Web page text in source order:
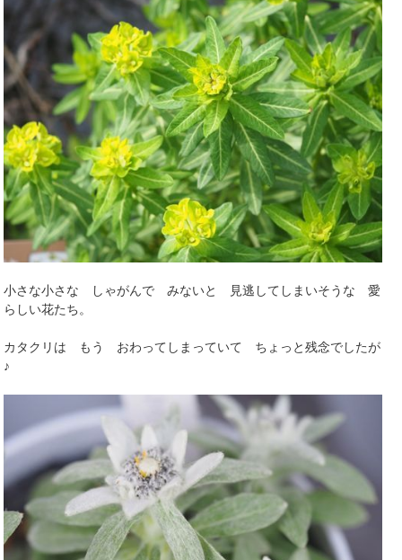
小さな小さな しゃがんで みないと 見逃してしまいそうな 愛
らしい花たち。
カタクリは もう おわってしまっていて ちょっと残念でしたが
♪